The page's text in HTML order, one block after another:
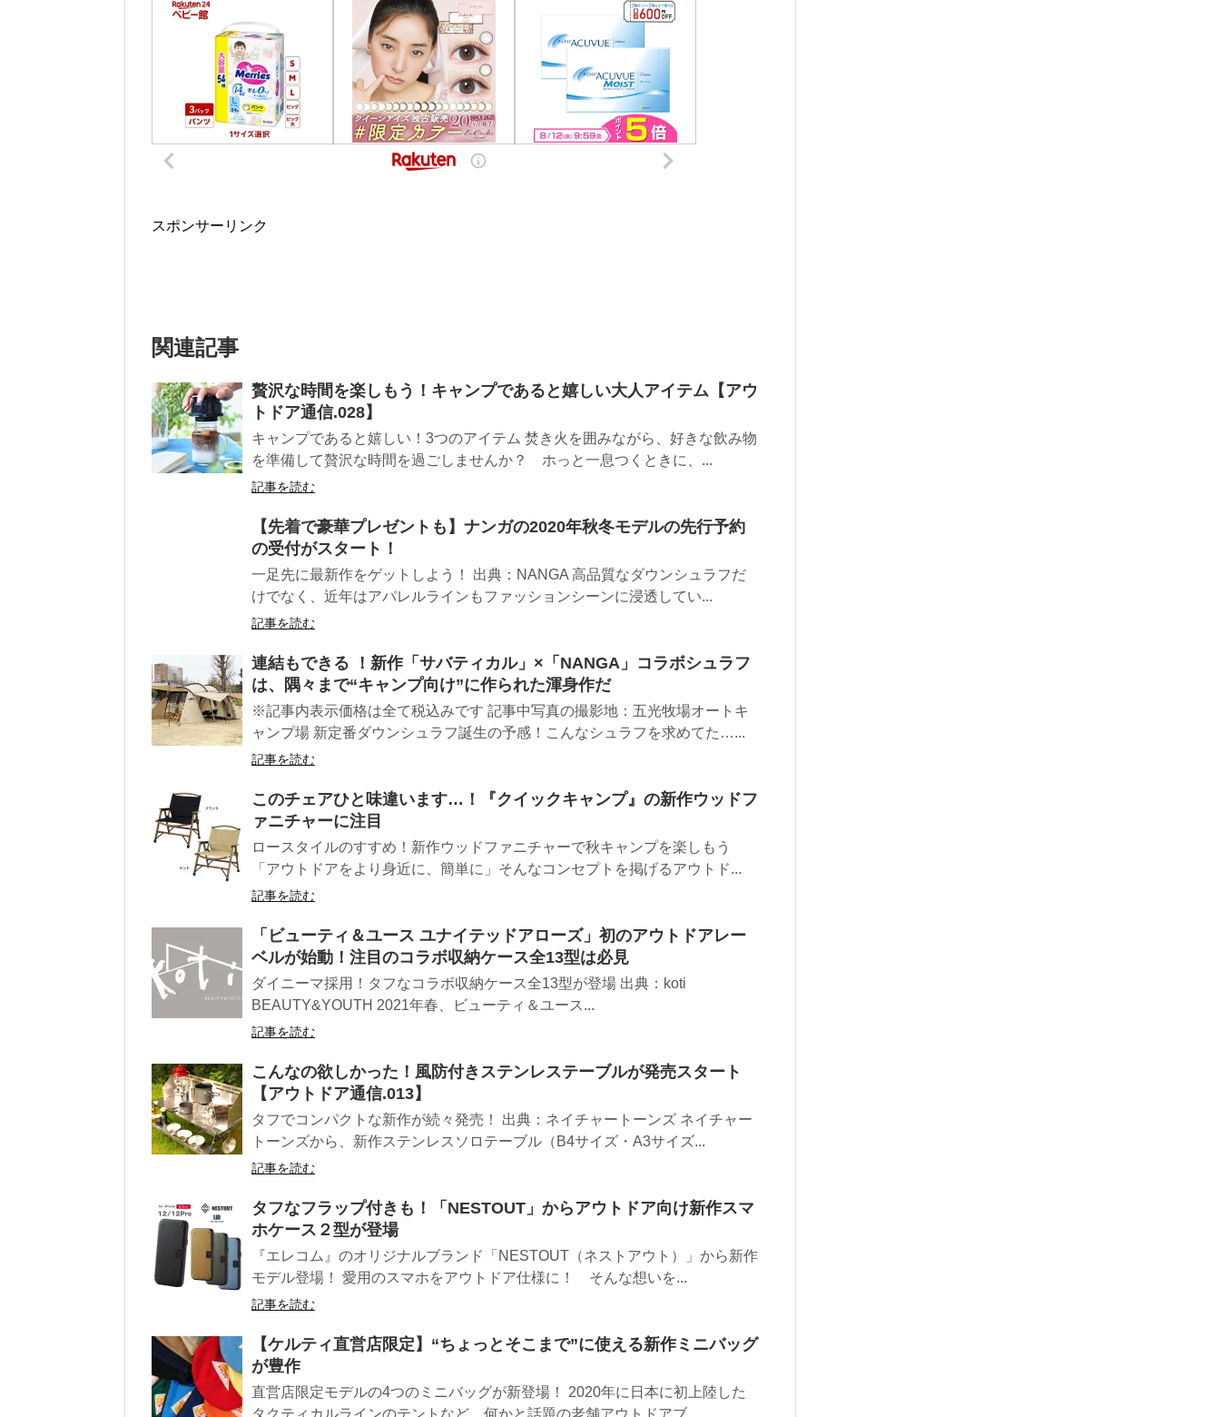
スポンサーリンク
関連記事
贅沢な時間を楽しもう！キャンプであると嬉しい大人アイテム【アウ
トドア通信.028】
キャンプであると嬉しい！3つのアイテム 焚き火を囲みながら、好きな飲み物
を準備して贅沢な時間を過ごしませんか？ ホっと一息つくときに、...
記事を読む
【先着で豪華プレゼントも】ナンガの2020年秋冬モデルの先行予約
の受付がスタート！
一足先に最新作をゲットしよう！ 出典：NANGA 高品質なダウンシュラフだ
けでなく、近年はアパレルラインもファッションシーンに浸透してい...
記事を読む
連結もできる ！新作「サバティカル」×「NANGA」コラボシュラフ
は、隅々まで“キャンプ向け”に作られた渾身作だ
※記事内表示価格は全て税込みです 記事中写真の撮影地：五光牧場オートキ
ャンプ場 新定番ダウンシュラフ誕生の予感！こんなシュラフを求めてた…...
記事を読む
このチェアひと味違います…！『クイックキャンプ』の新作ウッドフ
ァニチャーに注目
ロースタイルのすすめ！新作ウッドファニチャーで秋キャンプを楽しもう
「アウトドアをより身近に、簡単に」そんなコンセプトを掲げるアウトド...
記事を読む
「ビューティ＆ユース ユナイテッドアローズ」初のアウトドアレー
ベルが始動！注目のコラボ収納ケース全13型は必見
ダイニーマ採用！タフなコラボ収納ケース全13型が登場 出典：koti
BEAUTY&YOUTH 2021年春、ビューティ＆ユース...
記事を読む
こんなの欲しかった！風防付きステンレステーブルが発売スタート
【アウトドア通信.013】
タフでコンパクトな新作が続々発売！ 出典：ネイチャートーンズ ネイチャー
トーンズから、新作ステンレスソロテーブル（B4サイズ・A3サイズ...
記事を読む
タフなフラップ付きも！「NESTOUT」からアウトドア向け新作スマ
ホケース２型が登場
『エレコム』のオリジナルブランド「NESTOUT（ネストアウト）」から新作
モデル登場！ 愛用のスマホをアウトドア仕様に！ そんな想いを...
記事を読む
【ケルティ直営店限定】“ちょっとそこまで”に使える新作ミニバッグ
が豊作
直営店限定モデルの4つのミニバッグが新登場！ 2020年に日本に初上陸した
タクティカルラインのテントなど、何かと話題の老舗アウトドアブ...